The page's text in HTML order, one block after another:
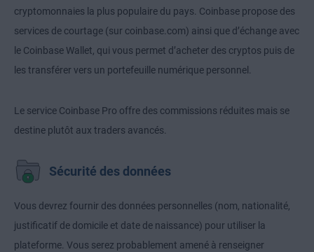
cryptomonnaies la plus populaire du pays. Coinbase propose des
services de courtage (sur coinbase.com) ainsi que d’échange avec
le Coinbase Wallet, qui vous permet d’acheter des cryptos puis de
les transférer vers un portefeuille numérique personnel.
Le service Coinbase Pro offre des commissions réduites mais se
destine plutôt aux traders avancés.
Sécurité des données
Vous devrez fournir des données personnelles (nom, nationalité,
justificatif de domicile et date de naissance) pour utiliser la
plateforme. Vous serez probablement amené à renseigner